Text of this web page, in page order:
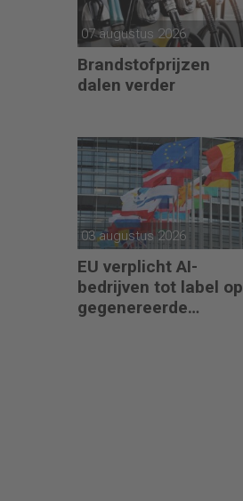
07 augustus 2026
Brandstofprijzen
dalen verder
03 augustus 2026
EU verplicht AI-
bedrijven tot label op
gegenereerde